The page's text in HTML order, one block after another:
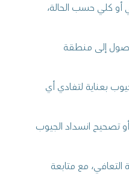
أو كلي حسب الحالة،
إلى منطقة
بعناية لتفادي أي
تصحيح انسداد الجيوب
التعافي، مع متابعة